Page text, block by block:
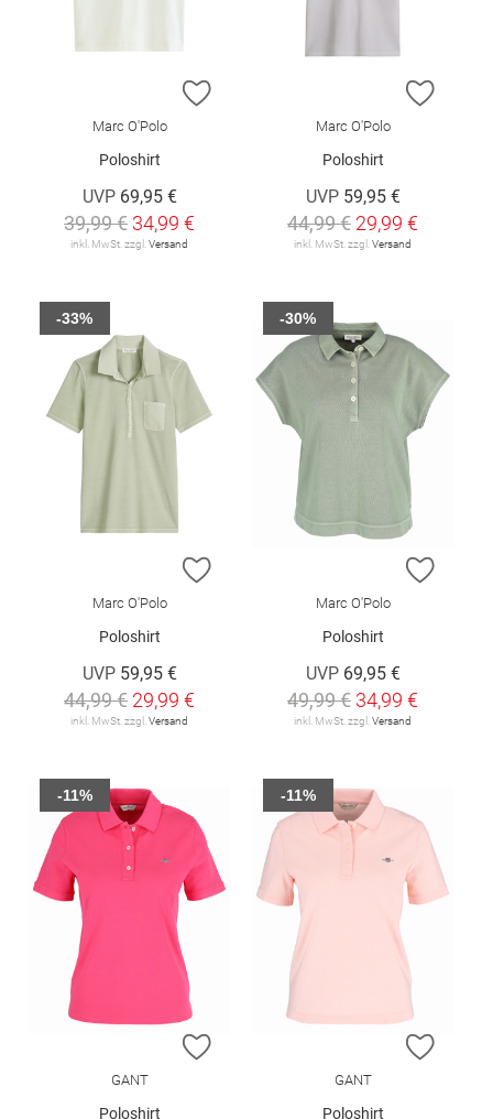
ZUR WUNSCHLISTE HINZUFÜGEN
Marc O'Polo
Poloshirt
UVP 69,95 €
39,99 € 34,99 €
inkl. MwSt. zzgl. Versand
ZUR
Marc O'Polo
Poloshirt
UVP 59,95 €
44,99 € 29,99 €
inkl. MwSt. zzgl. Versand
ZUR WUNSCHLISTE HINZUFÜGEN
Marc O'Polo
Poloshirt
UVP 59,95 €
44,99 € 29,99 €
inkl. MwSt. zzgl. Versand
-33%
ZUR
Marc O'Polo
Poloshirt
UVP 69,95 €
49,99 € 34,99 €
inkl. MwSt. zzgl. Versand
-30%
ZUR WUNSCHLISTE HINZUFÜGEN
GANT
Poloshirt
-11%
ZUR
GANT
Poloshirt
-11%